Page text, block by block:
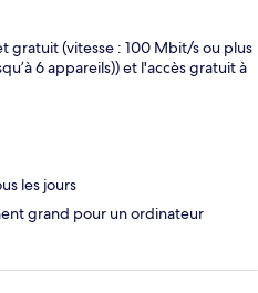
gratuit (vitesse : 100 Mbit/s ou plus
6 appareils)) et l'accès gratuit à
les jours
grand pour un ordinateur